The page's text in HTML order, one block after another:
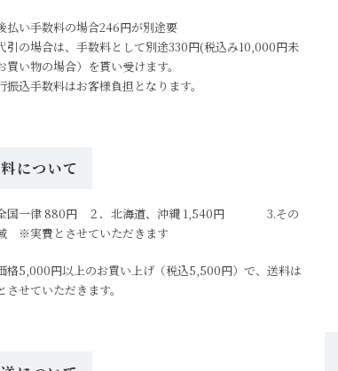
い手数料の場合246円が別途要
の場合は、手数料として別途330円(税込み10,000円未
買い物の場合）を貰い受けます。
込手数料はお客様負担となります。
について
国一律 880円 ２．北海道、沖縄 1,540円 3.その
※実費とさせていただきます
格5,000円以上のお買い上げ（税込5,500円）で、送料は
させていただきます。